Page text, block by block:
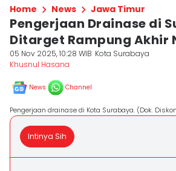
Home News Jawa Timur
Pengerjaan Drainase di
Ditarget Rampung Akhir
05 Nov 2025, 10:28 WIB Kota Surabaya
Khusnul Hasana
News Channel
Pengerjaan drainase di Kota Surabaya. (Dok.
Intinya Sih